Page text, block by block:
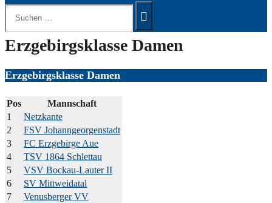
Suchen
nach:
Erzgebirgsklasse Damen
Erzgebirgsklasse Damen
Pos
Mannschaft
1
Netzkante
2
FSV Johanngeorgenstadt
3
FC Erzgebirge Aue
4
TSV 1864 Schlettau
5
VSV Bockau-Lauter II
6
SV Mittweidatal
7
Venusberger VV